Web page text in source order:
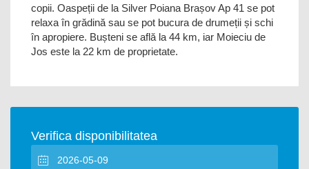
copii. Oaspeții de la Silver Poiana Brașov Ap 41 se pot
relaxa în grădină sau se pot bucura de drumeții și schi
în apropiere. Bușteni se află la 44 km, iar Moieciu de
Jos este la 22 km de proprietate.
Verifica disponibilitatea